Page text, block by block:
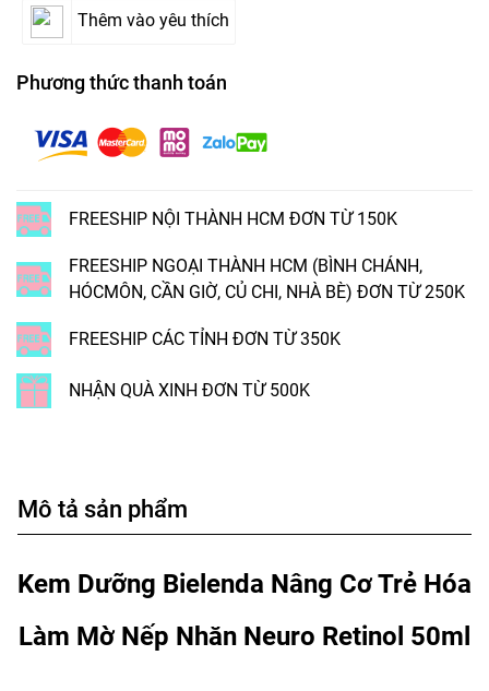
Thêm vào yêu thích
Phương thức thanh toán
FREESHIP NỘI THÀNH HCM ĐƠN TỪ 150K
FREESHIP NGOẠI THÀNH HCM (BÌNH CHÁNH,
HÓCMÔN, CẦN GIỜ, CỦ CHI, NHÀ BÈ) ĐƠN TỪ 250K
FREESHIP CÁC TỈNH ĐƠN TỪ 350K
NHẬN QUÀ XINH ĐƠN TỪ 500K
Mô tả sản phẩm
Kem Dưỡng Bielenda Nâng Cơ Trẻ Hóa
Làm Mờ Nếp Nhăn Neuro Retinol 50ml